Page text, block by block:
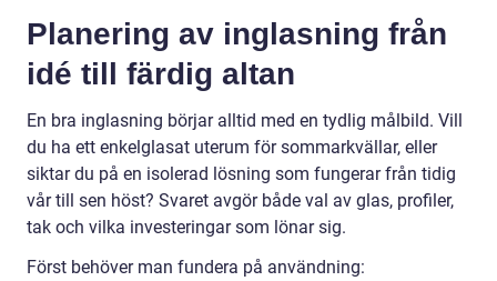
Planering av inglasning från
idé till färdig altan
En bra inglasning börjar alltid med en tydlig målbild. Vill
du ha ett enkelglasat uterum för sommarkvällar, eller
siktar du på en isolerad lösning som fungerar från tidig
vår till sen höst? Svaret avgör både val av glas, profiler,
tak och vilka investeringar som lönar sig.
Först behöver man fundera på användning: